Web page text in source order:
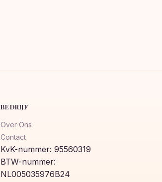
BEDRIJF
Over Ons
Contact
KvK-nummer: 95560319
BTW-nummer:
NL005035976B24